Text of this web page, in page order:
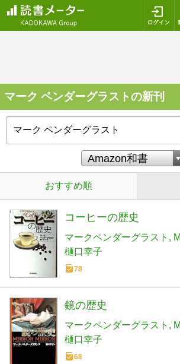
マーク ペンダーグラストの新刊
おすすめ順
コーヒーの歴史
マークペンダーグラスト
樋口幸子
78
鏡の歴史
マークペンダーグラスト
樋口幸子
68